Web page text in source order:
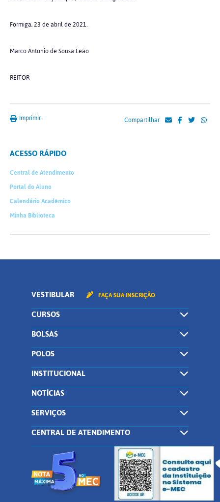
Formiga, 23 de abril de 2021.
Marco Antonio de Sousa Leão
REITOR
Imprimir Compartilhar
ACESSO RÁPIDO
Central de Atendimento
Portal do Aluno
Calendário Acadêmico
Minha Biblioteca
VESTIBULAR FAÇA SUA INSCRIÇÃO
CURSOS
BOLSAS
POLOS
INSTITUCIONAL
NOTÍCIAS
SERVIÇOS
CENTRAL DE ATENDIMENTO